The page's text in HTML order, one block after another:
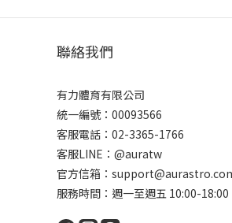
聯絡我們
有力體育有限公司
統一編號：00093566
客服電話：02-3365-1766
客服LINE：@auratw
官方信箱：
服務時間：週一至週五 10:00-18:00